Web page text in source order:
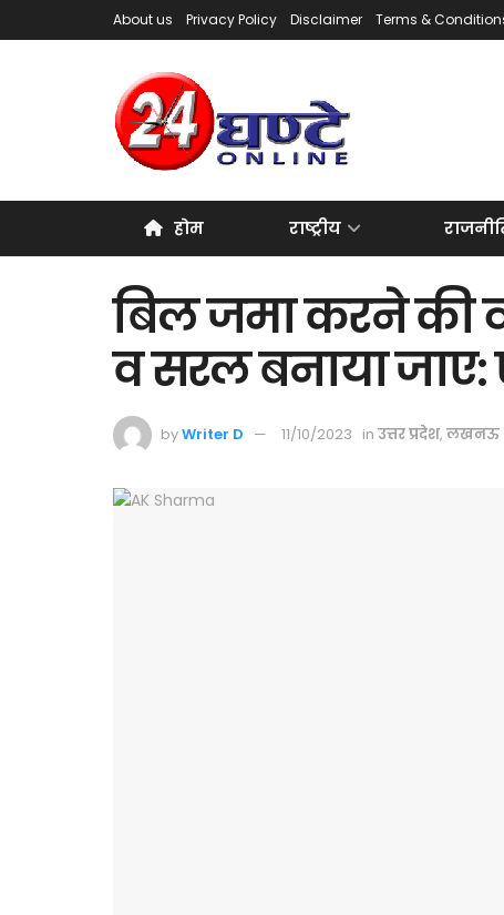
About us Privacy Policy Disclaimer Terms &
होम राष्ट्रीय
बिल जमा करने की
व सरल बनाया जाए:
byWriter D 11/10/2023 in उत्तर प्रदेश, लखनऊ